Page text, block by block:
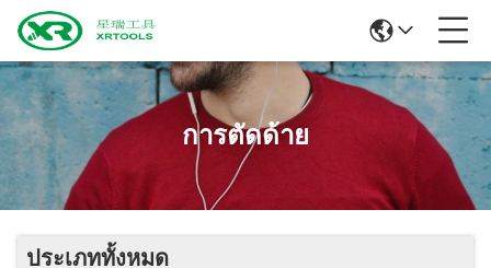
การตัดด้าย
ประเภททั้งหมด